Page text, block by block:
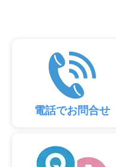
電話でお問合せ